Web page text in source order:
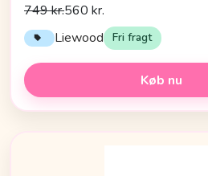
749 kr.560 kr.
Liewood Fri fragt
Køb nu